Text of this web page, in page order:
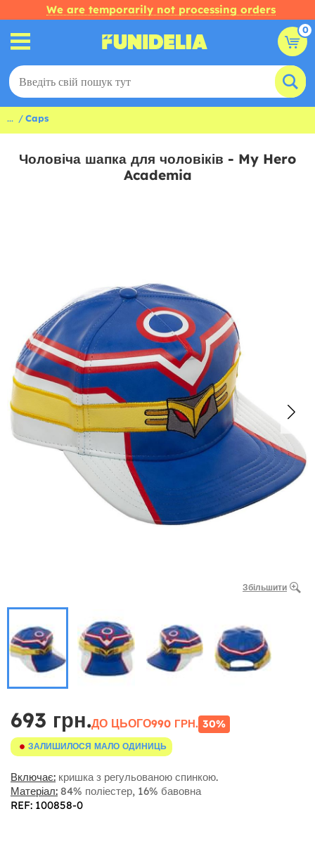
We are temporarily not processing orders
0
... Caps
Чоловіча шапка для чоловіків - My Hero
Academia
Збільшити
693 грн.ДО ЦЬОГО990 ГРН. 30%
ЗАЛИШИЛОСЯ МАЛО ОДИНИЦЬ
Включає: кришка з регульованою спинкою.
Матеріал: 84% поліестер, 16% бавовна
REF: 100858-0